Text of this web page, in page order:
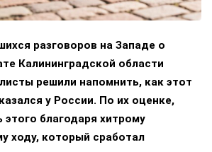
разговоров на Западе о
Калининградской области
решили напомнить, как этот
у России. По их оценке,
благодаря хитрому
ходу, который сработал